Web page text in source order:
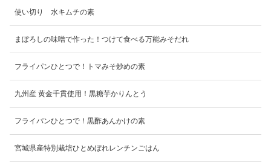
使い切り 水キムチの素
まぼろしの味噌で作った！つけて食べる万能みそだれ
フライパンひとつで！トマみそ炒めの素
九州産 黄金千貫使用！黒糖芋かりんとう
フライパンひとつで！黒酢あんかけの素
宮城県産特別栽培ひとめぼれレンチンごはん